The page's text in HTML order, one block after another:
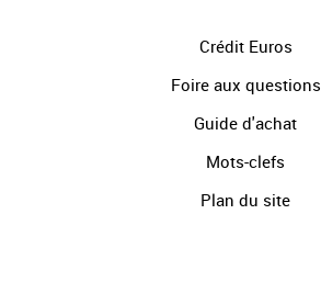
Crédit Euros
Foire aux questions
Guide d'achat
Mots-clefs
Plan du site